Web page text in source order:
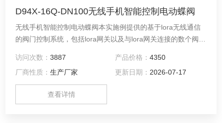
D94X-16Q-DN100无线手机智能控制电动蝶阀
无线手机智能控制电动蝶阀本实施例提供的基于lora无线通信
的阀门控制系统，包括lora网关以及与lora网关连接的数个阀门
持终端连接，并实现数据交互功能。
访问次数：3887 产品价格： 4350
厂商性质：生产厂家 更新日期： 2026-07-17
查看详情